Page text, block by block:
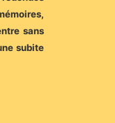
sans
subite